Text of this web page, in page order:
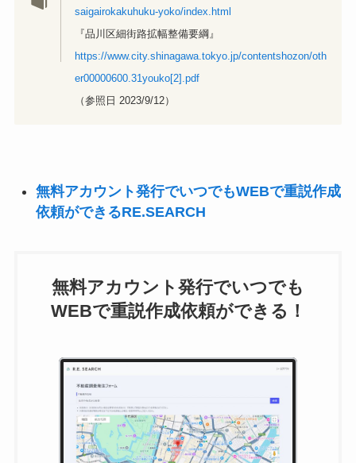
saigairokakuhuku-yoko/index.html
『品川区細街路拡幅整備要綱』
https://www.city.shinagawa.tokyo.jp/contentshozon/oth
er00000600.31youko[2].pdf
（参照日 2023/9/12）
無料アカウント発行でいつでもWEBで重説作成
依頼ができるRE.SEARCH
無料アカウント発行でいつでも
WEBで重説作成依頼ができる！